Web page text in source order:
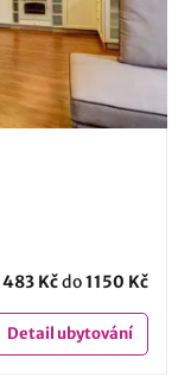
483 Kčdo1150 Kč
Detailubytování